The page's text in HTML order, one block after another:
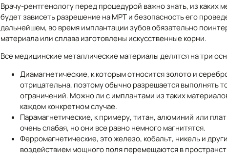
Врачу-рентгенологу перед процедурой важно знать, из каких
будет зависеть разрешение на МРТ и безопасность его
дальнейшем, во время имплантации зубов обязательно
материала или сплава изготовлены искусственные корни.
Все медицинские металлические материалы делятся на три
Диамагнетические, к которым относится золото и
отрицательна, поэтому обычно разрешается выполнять
ограничений. Можно ли с имплантами из таких
каждом конкретном случае.
Парамагнетические, к примеру, титан, алюминий или
очень слабая, но они все равно немного магнитятся.
Ферромагнетические, это железо, кобальт, никель и
воздействием мощного поля перемещаются в